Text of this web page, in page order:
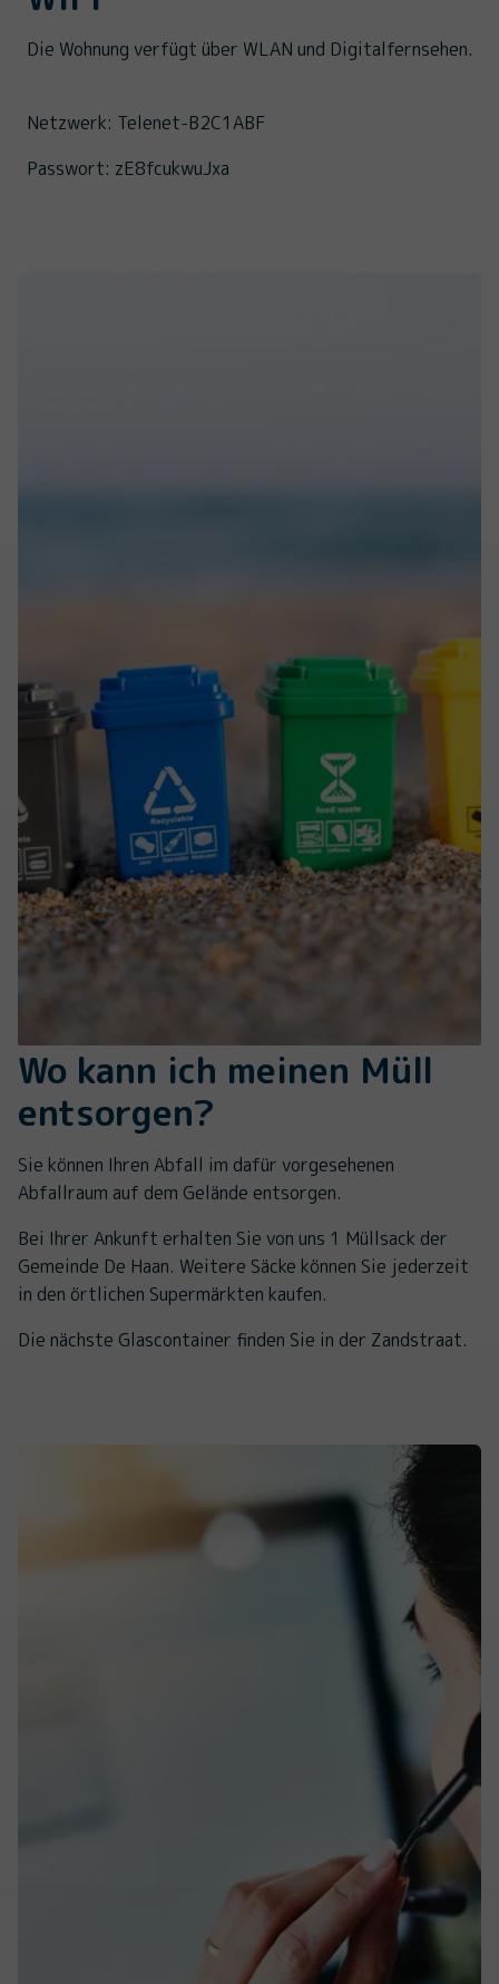
Die Wohnung verfügt über WLAN und Digitalfernsehen.
Netzwerk: Telenet-B2C1ABF
Passwort: zE8fcukwuJxa
Wo kann ich meinen Müll
entsorgen?
Sie können Ihren Abfall im dafür vorgesehenen
Abfallraum auf dem Gelände entsorgen.
Bei Ihrer Ankunft erhalten Sie von uns 1 Müllsack der
Gemeinde De Haan. Weitere Säcke können Sie jederzeit
in den örtlichen Supermärkten kaufen.
Die nächste Glascontainer finden Sie in der Zandstraat.